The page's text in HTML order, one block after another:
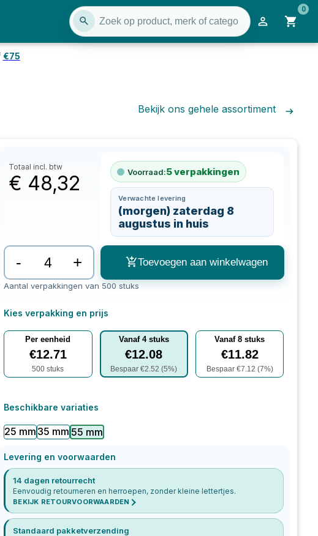
0
€75
Bekijk ons gehele assortiment
Totaal incl. btw
€ 48,32 Voorraad:5verpakkingen
Verwachte levering
(morgen) zaterdag 8
augustus in huis
- + Toevoegen aan winkelwagen
Aantal verpakkingen van 500 stuks
Kies verpakking en prijs
Per eenheid
€12.71
500 stuks
Vanaf 4stuks
€12.08
Bespaar €2.52 (5%)
Vanaf8 stuks
€11.82
Bespaar €7.12 (7%)
Beschikbare variaties
25 mm 35 mm 55 mm
Levering en voorwaarden
14 dagen retourrecht
Eenvoudig retourneren en herroepen, zonder kleine lettertjes.
BEKIJK RETOURVOORWAARDEN
Standaard pakketverzending